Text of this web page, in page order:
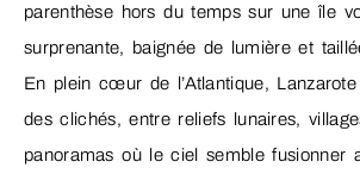
parenthèse hors du temps sur une île
surprenante, baignée de lumière et
En plein cœur de l’Atlantique,
des clichés, entre reliefs lunaires,
panoramas où le ciel semble fusionner